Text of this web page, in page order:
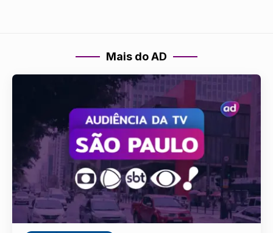
Mais do AD